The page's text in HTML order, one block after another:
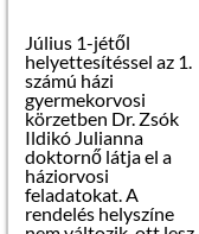
Július 1-jétől
helyettesítéssel az 1.
számú házi
gyermekorvosi
körzetben Dr. Zsók
Ildikó Julianna
doktornő látja el a
háziorvosi
feladatokat. A
rendelés helyszíne